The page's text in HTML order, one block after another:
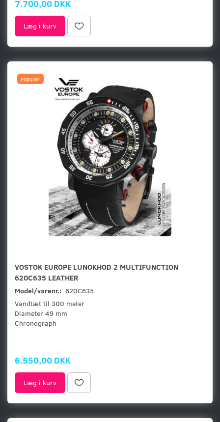
7.700,00 DKK
Læg i kurv
Populær
VOSTOK EUROPE LUNOKHOD 2 MULTIFUNCTION
620C635 LEATHER
Model/varenr.: 620C635
Vandtæt til 300 meter
Diameter 49 mm
Chronograph
6.550,00 DKK
Læg i kurv